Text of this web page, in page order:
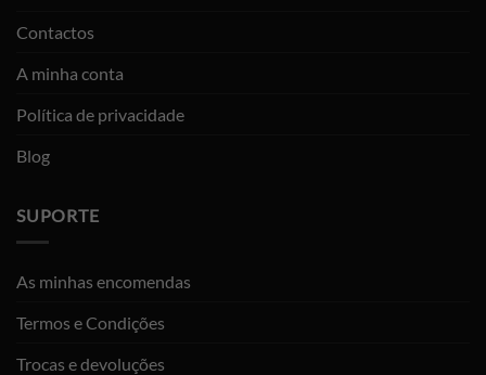
Contactos
A minha conta
Política de privacidade
Blog
SUPORTE
As minhas encomendas
Termos e Condições
Trocas e devoluções